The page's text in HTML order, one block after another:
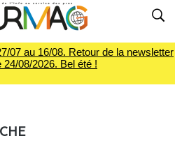
07 au 16/08. Retour de la newsletter
24/08/2026. Bel été !